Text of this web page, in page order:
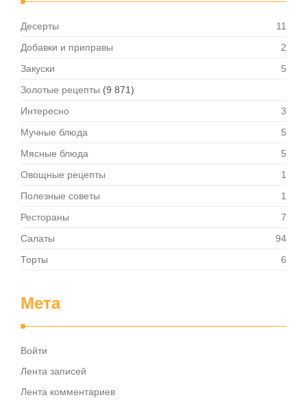
Десерты
11
Добавки и приправы
2
Закуски
5
Золотые рецепты (9 871)
Интересно
3
Мучные блюда
5
Мясные блюда
5
Овощные рецепты
1
Полезные советы
1
Рестораны
7
Салаты
94
Торты
6
Мета
Войти
Лента записей
Лента комментариев